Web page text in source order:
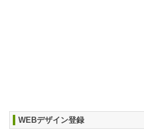
WEBデザイン登録